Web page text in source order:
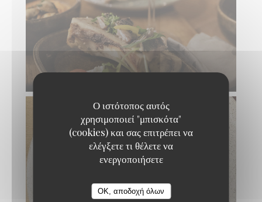
Ο ιστότοπος αυτός
χρησιμοποιεί "μπισκότα"
(cookies) και σας επιτρέπει να
ελέγξετε τι θέλετε να
ενεργοποιήσετε
OK, αποδοχή όλων